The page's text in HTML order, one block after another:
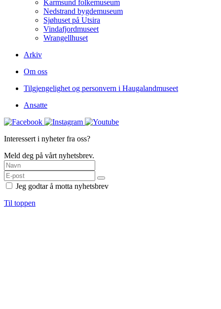
Karmsund folkemuseum
Nedstrand bygdemuseum
Sjøhuset på Utsira
Vindafjordmuseet
Wrangellhuset
Arkiv
Om oss
Tilgjengelighet og personvern i Haugalandmuseet
Ansatte
Interessert i nyheter fra oss?
Meld deg på vårt nyhetsbrev.
Jeg godtar å motta nyhetsbrev
Til toppen